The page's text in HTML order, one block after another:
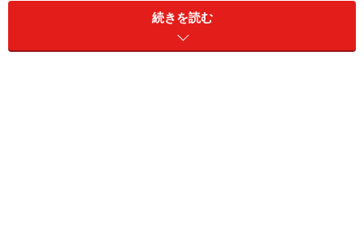
不動産業の分類と賃貸管理業の位置付け
続きを読む